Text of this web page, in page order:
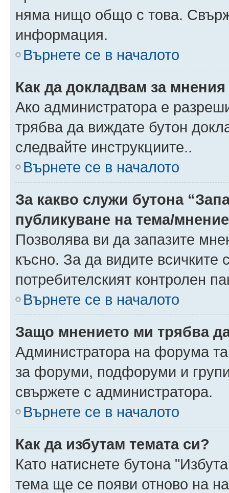
няма нищо общо с това.
информация.
Върнете се в началото
Как да докладвам за
Ако администратора е
трябва да виждате бутон
следвайте инструкциите..
Върнете се в началото
За какво служи бутона
публикуване на тема/
Позволява ви да запазите
късно. За да видите всичките
потребителският контролен
Върнете се в началото
Защо мнението ми трябва
Администратора на форума
за форуми, подфоруми и
свържете с администратора.
Върнете се в началото
Как да избутам темата си?
Като натиснете бутона
тема ще се появи отново на